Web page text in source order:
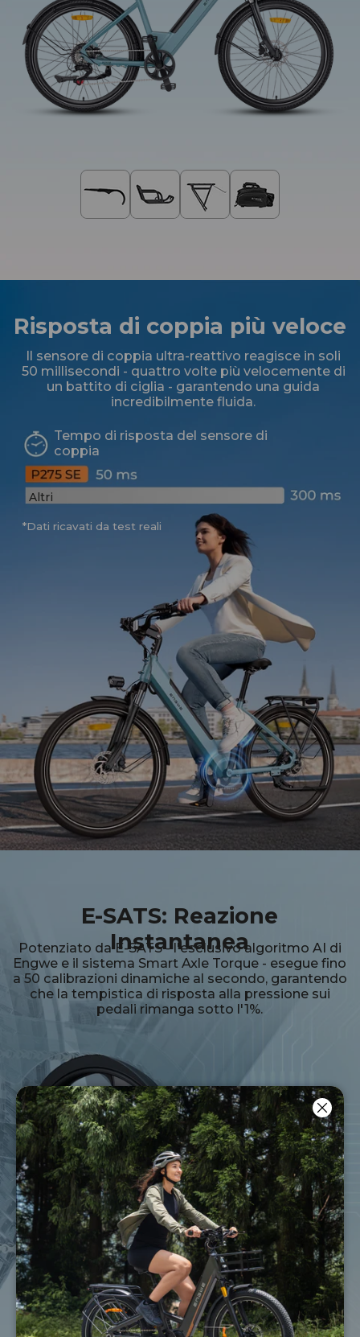
Risposta di coppia più veloce
Il sensore di coppia ultra-reattivo reagisce in soli
50 millisecondi - quattro volte più velocemente di
un battito di ciglia - garantendo una guida
incredibilmente fluida.
Tempo di risposta del sensore di
coppia
Altri
*Dati ricavati da test reali
E-SATS: Reazione
Instantanea
Potenziato da E-SATS - l'esclusivo algoritmo AI di
Engwe e il sistema Smart Axle Torque - esegue fino
a 50 calibrazioni dinamiche al secondo, garantendo
che la tempistica di risposta alla pressione sui
pedali rimanga sotto l'1%.
Sensibilità della
coppia aumentata